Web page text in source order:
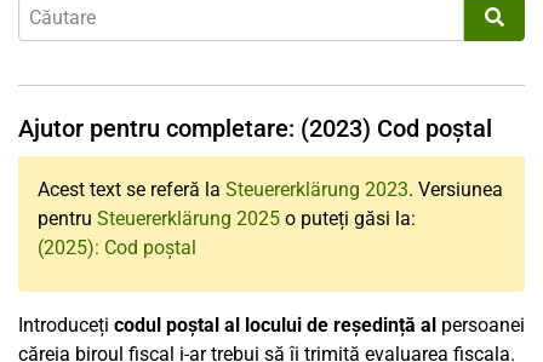
Ajutor pentru completare: (2023) Cod poștal
Acest text se referă la Steuererklärung 2023. Versiunea
pentru Steuererklärung 2025 o puteți găsi la:
(2025): Cod poștal
Introduceți codul poștal al locului de reședință al persoanei
căreia biroul fiscal i-ar trebui să îi trimită evaluarea fiscala.